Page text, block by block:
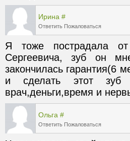
Ирина #
Ответить Пожаловаться
Я тоже пострадала от
Сергеевича, зуб он
закончилась гарантия(6
и сделать этот зуб
врач,деньги,время и
Ольга #
Ответить Пожаловаться